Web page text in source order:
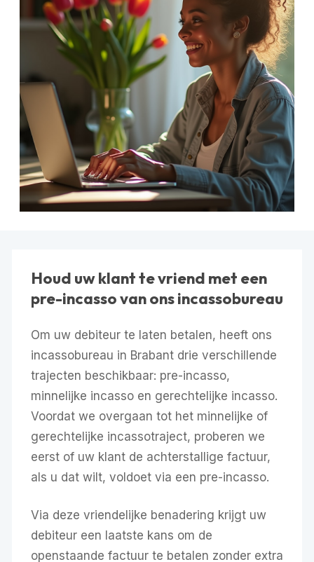
Houd uw klant te vriend met een
pre-incasso van ons incassobureau
Om uw debiteur te laten betalen, heeft ons
incassobureau in Brabant drie verschillende
trajecten beschikbaar: pre-incasso,
minnelijke incasso en gerechtelijke incasso.
Voordat we overgaan tot het minnelijke of
gerechtelijke incassotraject, proberen we
eerst of uw klant de achterstallige factuur,
als u dat wilt, voldoet via een pre-incasso.
Via deze vriendelijke benadering krijgt uw
debiteur een laatste kans om de
openstaande factuur te betalen zonder extra